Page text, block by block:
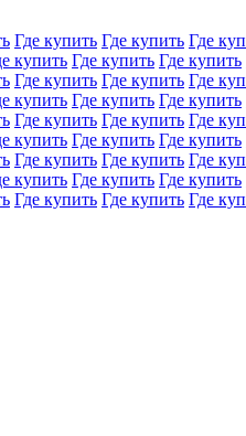
Где купить Где купить Где
купить Где купить Где купить
Где купить Где купить Где
купить Где купить Где купить
Где купить Где купить Где
купить Где купить Где купить
Где купить Где купить Где
купить Где купить Где купить
Где купить Где купить Где